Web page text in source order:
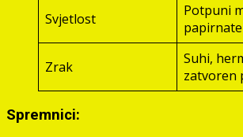
Svjetlost
Potpuni
Zrak
Suhi,
zatvoren
Spremnici: